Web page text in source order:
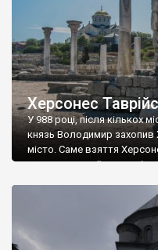
Херсонес
У 988 році, після кількох
князь Володимир захопив
місто. Саме взяття
диктувати свої умови
Херсонесі Володимир-
А потім було Хрещення